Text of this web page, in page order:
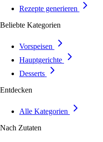
Rezepte generieren
Beliebte Kategorien
Vorspeisen
Hauptgerichte
Desserts
Entdecken
Alle Kategorien
Nach Zutaten